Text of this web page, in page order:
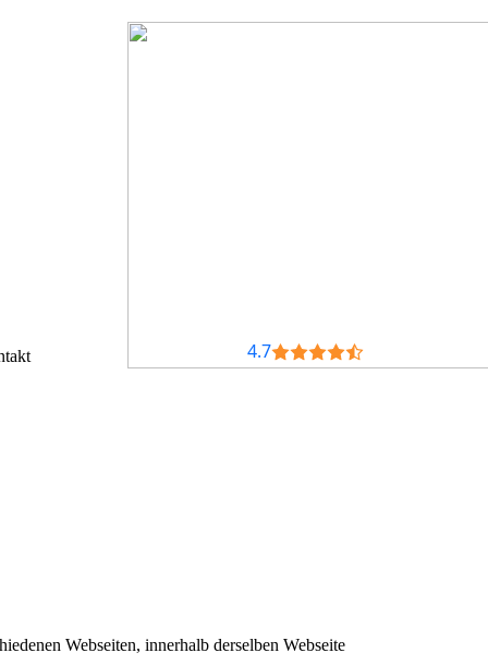
4.7
Webseiten, innerhalb derselben Webseite